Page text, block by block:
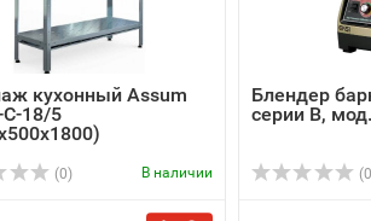
кухонный Assum
18/5
(0) В наличии
Блендер
серии B,